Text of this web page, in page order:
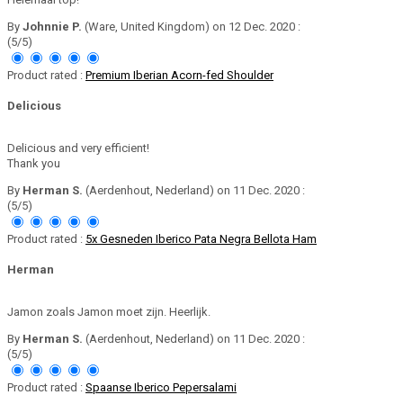
By Johnnie P. (Ware, United Kingdom) on 12 Dec. 2020 :
(5/5)
Product rated : Premium Iberian Acorn-fed Shoulder
Delicious
Delicious and very efficient!
Thank you
By Herman S. (Aerdenhout, Nederland) on 11 Dec. 2020 :
(5/5)
Product rated : 5x Gesneden Iberico Pata Negra Bellota Ham
Herman
Jamon zoals Jamon moet zijn. Heerlijk.
By Herman S. (Aerdenhout, Nederland) on 11 Dec. 2020 :
(5/5)
Product rated : Spaanse Iberico Pepersalami